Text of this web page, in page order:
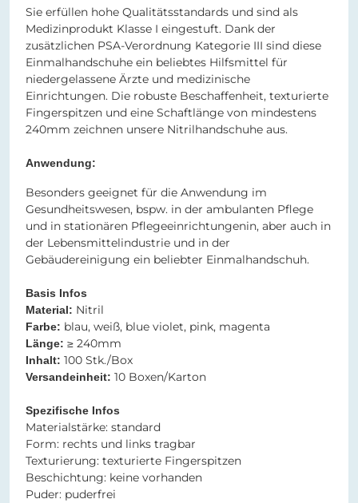
Sie erfüllen hohe Qualitätsstandards und sind als
Medizinprodukt Klasse I eingestuft. Dank der
zusätzlichen PSA-Verordnung Kategorie III sind diese
Einmalhandschuhe ein beliebtes Hilfsmittel für
niedergelassene Ärzte und medizinische
Einrichtungen. Die robuste Beschaffenheit, texturierte
Fingerspitzen und eine Schaftlänge von mindestens
240mm zeichnen unsere Nitrilhandschuhe aus.
Anwendung:
Besonders geeignet für die Anwendung im
Gesundheitswesen, bspw. in der ambulanten Pflege
und in stationären Pflegeeinrichtungenin, aber auch in
der Lebensmittelindustrie und in der
Gebäudereinigung ein beliebter Einmalhandschuh.
Basis Infos
Material: Nitril​​
Farbe: blau, weiß, blue violet, pink, magenta
Länge: ≥ 240mm​​​​​​​
Inhalt: 100 Stk./Box
Versandeinheit: 10 Boxen/Karton
Spezifische Infos​​​​​​​
​​​​​​​Materialstärke: standard
Form: rechts und links tragbar
Texturierung: texturierte Fingerspitzen
Beschichtung: keine vorhanden
Puder: puderfrei